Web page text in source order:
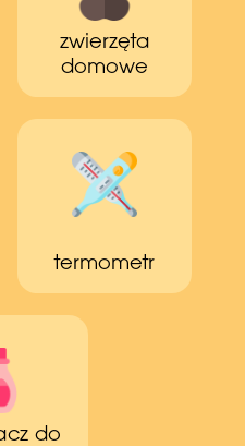
zwierzęta
domowe
termometr
do